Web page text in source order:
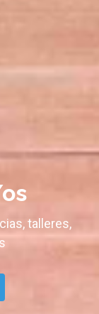
talleres,